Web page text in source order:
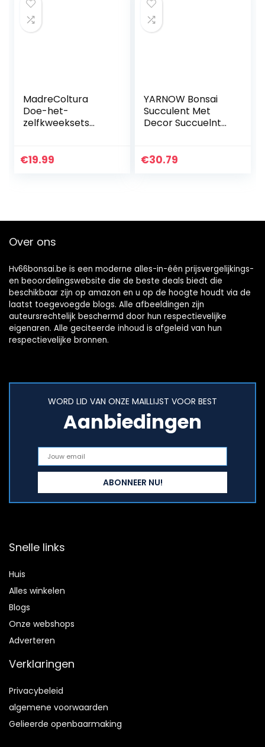
MadreColtura
Doe-het-
zelfkweeksets
bonsai-zaden |
€19.99
YARNOW Bonsai
Succulent Met
Decor Succuelnt
Container Indoor
€30.79
Over ons
Hv66bonsai.be is een moderne alles-in-één prijsvergelijkings-
en beoordelingswebsite die de beste deals biedt die
beschikbaar zijn op amazon en u op de hoogte houdt via de
laatst toegevoegde blogs. Alle afbeeldingen zijn
auteursrechtelijk beschermd door hun respectievelijke
eigenaren. Alle geciteerde inhoud is afgeleid van hun
respectievelijke bronnen.
WORD LID VAN ONZE MAILLIJST VOOR BEST
Aanbiedingen
Snelle links
Huis
Alles winkelen
Blogs
Onze webshops
Adverteren
Verklaringen
Privacybeleid
algemene voorwaarden
Gelieerde openbaarmaking